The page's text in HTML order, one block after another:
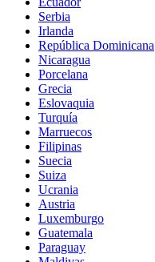
Serbia
Irlanda
República Dominicana
Nicaragua
Porcelana
Grecia
Eslovaquia
Turquía
Marruecos
Filipinas
Suecia
Suiza
Ucrania
Austria
Luxemburgo
Guatemala
Paraguay